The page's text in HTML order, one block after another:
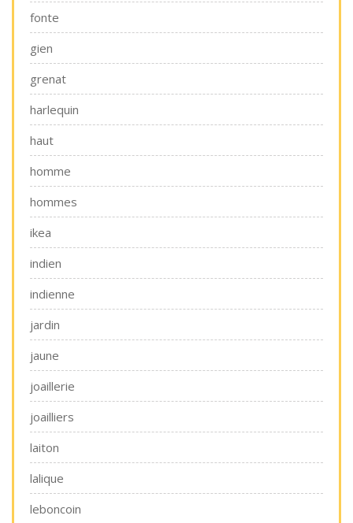
fonte
gien
grenat
harlequin
haut
homme
hommes
ikea
indien
indienne
jardin
jaune
joaillerie
joailliers
laiton
lalique
leboncoin